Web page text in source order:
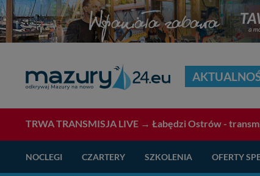
TRWA TRANSMISJA LIVE → Łabędzi Ostrów -
NOCLEGI CZARTERY SZKOLENIA OFERTY